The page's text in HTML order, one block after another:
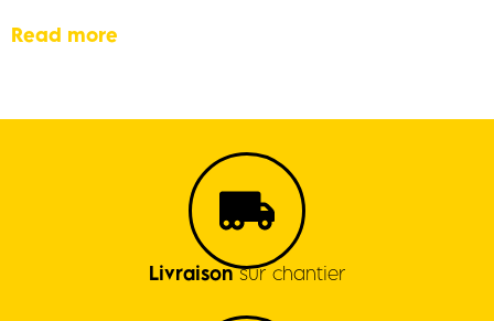
0
out
Read more
Livraisonsur chantier